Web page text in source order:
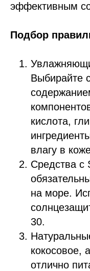
эффективным
Подбор
Выбирайте
кислота,
влагу в
Средства с
на море.
30.
кокосовое,
отлично